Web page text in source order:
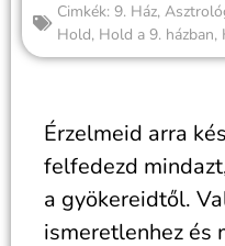
Cimkék: 9. Ház,
Hold, Hold a 9. házban,
Érzelmeid arra
felfedezd
a gyökereidtől.
ismeretlenhez és